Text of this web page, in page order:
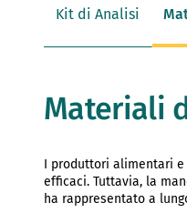
Kit di Analisi
Materiali
I produttori alimentari
efficaci. Tuttavia, la
ha rappresentato a